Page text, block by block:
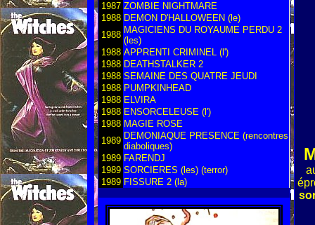
1987 ZOMBIE NIGHTMARE
1988 DEMON D'HALLOWEEN (le)
1988 MAGICIENS DU ROYAUME PERDU 2
(les)
1988 APPRENTI CRIMINEL (l')
1988 DEATHSTALKER 2
1988 SEMAINE DES QUATRE JEUDI
1988 PUMPKINHEAD
1988 ELVIRA
1988 ENSORCELEUSE (l')
1988 MAGIE ROSE
1989 DEMONIAQUE PRESENCE (rencontres
diaboliques)
1989 FARENDJ
1989 SORCIERES (les) (terror)
1989 FISSURE 2 (la)